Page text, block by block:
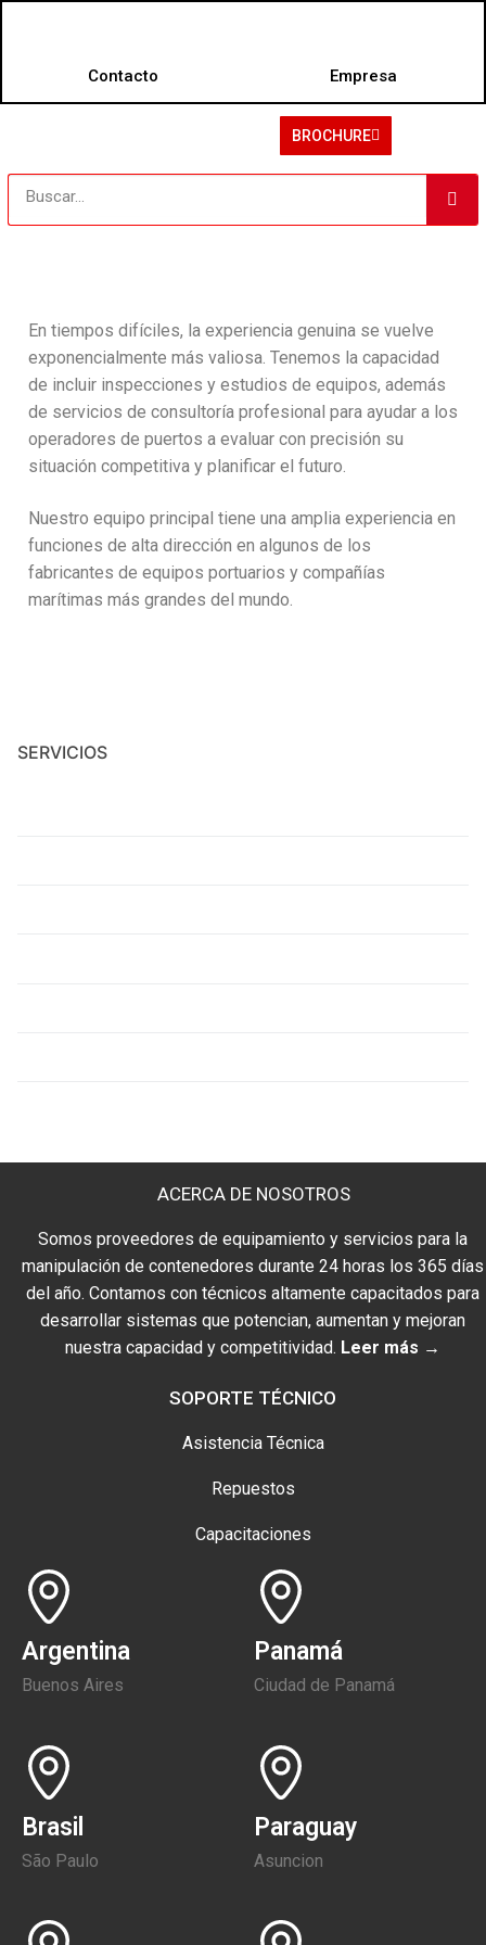
Contacto Empresa
BROCHURE
En tiempos difíciles, la experiencia genuina se vuelve
exponencialmente más valiosa. Tenemos la capacidad
de incluir inspecciones y estudios de equipos, además
de servicios de consultoría profesional para ayudar a los
operadores de puertos a evaluar con precisión su
situación competitiva y planificar el futuro.
Nuestro equipo principal tiene una amplia experiencia en
funciones de alta dirección en algunos de los
fabricantes de equipos portuarios y compañías
marítimas más grandes del mundo.
SERVICIOS
ACERCA DE NOSOTROS
Somos proveedores de equipamiento y servicios para la
manipulación de contenedores durante 24 horas los 365 días
del año. Contamos con técnicos altamente capacitados para
desarrollar sistemas que potencian, aumentan y mejoran
nuestra capacidad y competitividad. Leer más →
SOPORTE TÉCNICO
Asistencia Técnica
Repuestos
Capacitaciones
Argentina
Buenos Aires
Panamá
Ciudad de Panamá
Brasil
São Paulo
Paraguay
Asuncion